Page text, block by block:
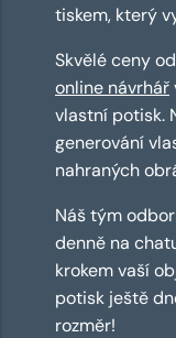
tiskem, který
Skvělé ceny
online návrhář
vlastní potisk.
generování
nahraných
Náš tým
denně na
krokem vaší
potisk ještě
rozměr!